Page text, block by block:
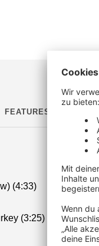
FEATURES
(4:33)
(3:25)